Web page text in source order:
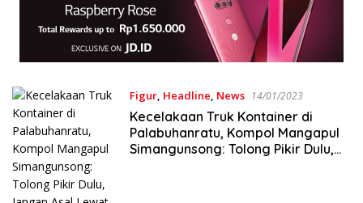
Figur, Headline, News 14/01/2023
Kecelakaan Truk Kontainer di
Palabuhanratu, Kompol Mangapul
Simangunsong: Tolong Pikir Dulu,